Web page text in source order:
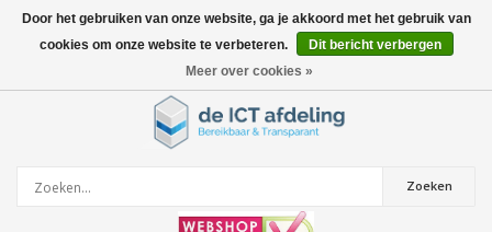
0artikelen
Zoeken
Door het gebruiken van onze website, ga je akkoord met het gebruik van
cookies om onze website te verbeteren.
Dit bericht verbergen
Meer over cookies »